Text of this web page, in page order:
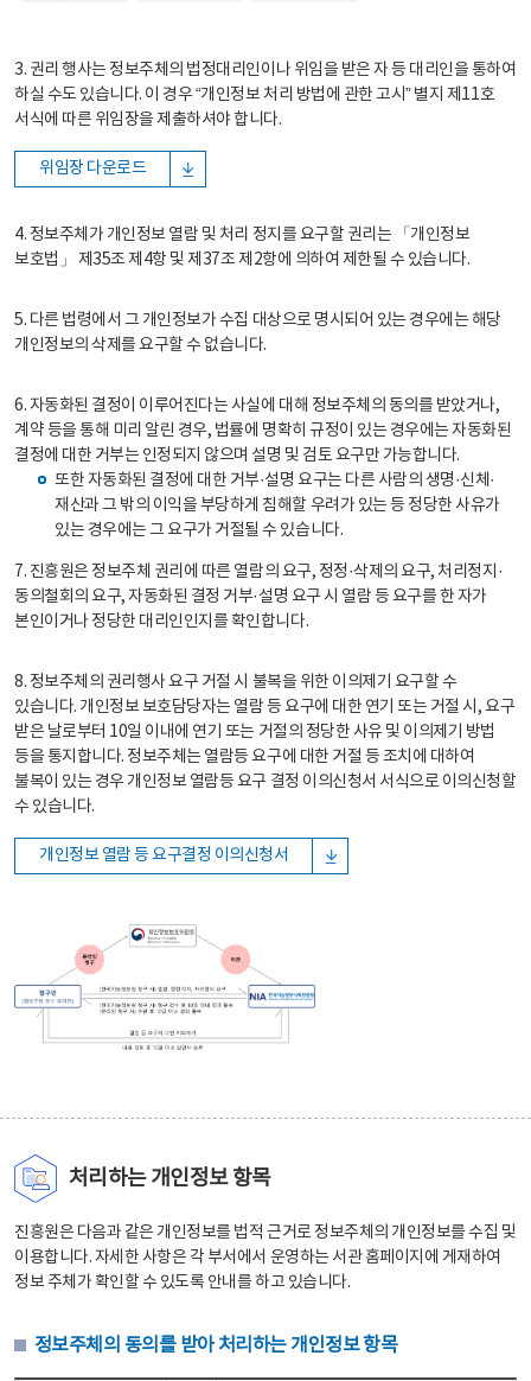
3. 권리 행사는 정보주체의 법정대리인이나 위임을 받은 자 등 대리인을 통하여
하실 수도 있습니다. 이 경우 “개인정보 처리 방법에 관한 고시” 별지 제11호
서식에 따른 위임장을 제출하셔야 합니다.
위임장 다운로드
4. 정보주체가 개인정보 열람 및 처리 정지를 요구할 권리는 「개인정보
보호법」 제35조 제4항 및 제37조 제2항에 의하여 제한될 수 있습니다.
5. 다른 법령에서 그 개인정보가 수집 대상으로 명시되어 있는 경우에는 해당
개인정보의 삭제를 요구할 수 없습니다.
6. 자동화된 결정이 이루어진다는 사실에 대해 정보주체의 동의를 받았거나,
계약 등을 통해 미리 알린 경우, 법률에 명확히 규정이 있는 경우에는 자동화된
결정에 대한 거부는 인정되지 않으며 설명 및 검토 요구만 가능합니다.
또한 자동화된 결정에 대한 거부·설명 요구는 다른 사람의 생명·신체·
재산과 그 밖의 이익을 부당하게 침해할 우려가 있는 등 정당한 사유가
있는 경우에는 그 요구가 거절될 수 있습니다.
7. 진흥원은 정보주체 권리에 따른 열람의 요구, 정정·삭제의 요구, 처리정지·
동의철회의 요구, 자동화된 결정 거부·설명 요구 시 열람 등 요구를 한 자가
본인이거나 정당한 대리인인지를 확인합니다.
8. 정보주체의 권리행사 요구 거절 시 불복을 위한 이의제기 요구할 수
있습니다. 개인정보 보호담당자는 열람 등 요구에 대한 연기 또는 거절 시, 요구
받은 날로부터 10일 이내에 연기 또는 거절의 정당한 사유 및 이의제기 방법
등을 통지합니다. 정보주체는 열람등 요구에 대한 거절 등 조치에 대하여
불복이 있는 경우 개인정보 열람등 요구 결정 이의신청서 서식으로 이의신청할
수 있습니다.
개인정보 열람 등 요구결정 이의신청서
처리하는 개인정보 항목
진흥원은 다음과 같은 개인정보를 법적 근거로 정보주체의 개인정보를 수집 및
이용합니다. 자세한 사항은 각 부서에서 운영하는 서관 홈페이지에 게재하여
정보 주체가 확인할 수 있도록 안내를 하고 있습니다.
정보주체의 동의를 받아 처리하는 개인정보 항목